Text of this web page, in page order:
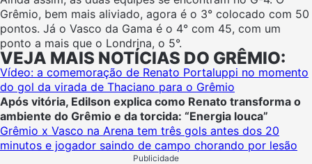
Grêmio, bem mais aliviado, agora é o 3° colocado com 50
pontos. Já o Vasco da Gama é o 4° com 45, com um
ponto a mais que o Londrina, o 5°.
VEJA MAIS NOTÍCIAS DO GRÊMIO:
Vídeo: a comemoração de Renato Portaluppi no momento
do gol da virada de Thaciano para o Grêmio
Após vitória, Edilson explica como Renato transforma o
ambiente do Grêmio e da torcida: “Energia louca”
Grêmio x Vasco na Arena tem três gols antes dos 20
minutos e jogador saindo de campo chorando por lesão
Publicidade